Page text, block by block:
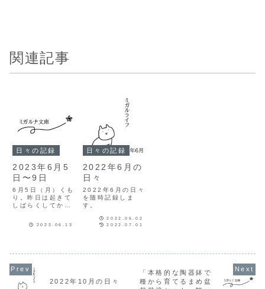
関連記事
日々の記録
2023年6月5
日〜9日
6月5日（月）くも
り。昨日は起きて
しばらくしてから
の天ぷらの影響あ
は1日おきに飲も
うかなと思ってい
る…。月水金は禁
2023.06.13
日々の記録
2022年6月の
日々
2022年6月の日々
を随時記録しま
す。
2022.06.02
2022.07.01
2022年10月の日々
「本格的な陶器鉢で
種から育てるまめ盆